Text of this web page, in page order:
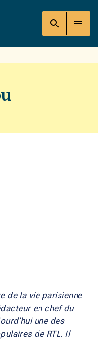
search menu
de la vie parisienne
en chef du
une des
de RTL. Il